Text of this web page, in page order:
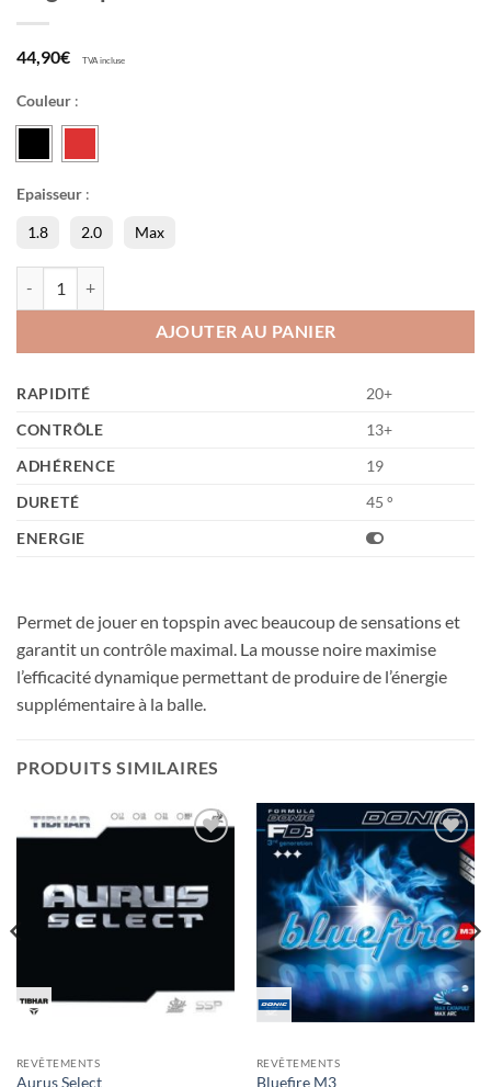
44,90€ TVA incluse
Couleur :
Epaisseur :
1.8 2.0 Max
AJOUTER AU PANIER
RAPIDITÉ
20+
CONTRÔLE
13+
ADHÉRENCE
19
DURETÉ
45 °
ENERGIE
Permet de jouer en topspin avec beaucoup de sensations et
garantit un contrôle maximal. La mousse noire maximise
l’efficacité dynamique permettant de produire de l’énergie
supplémentaire à la balle.
PRODUITS SIMILAIRES
souhaits
REVÊTEMENTS
Aurus Select
Ajouter
aux
souhaits
REVÊTEMENTS
Bluefire M3